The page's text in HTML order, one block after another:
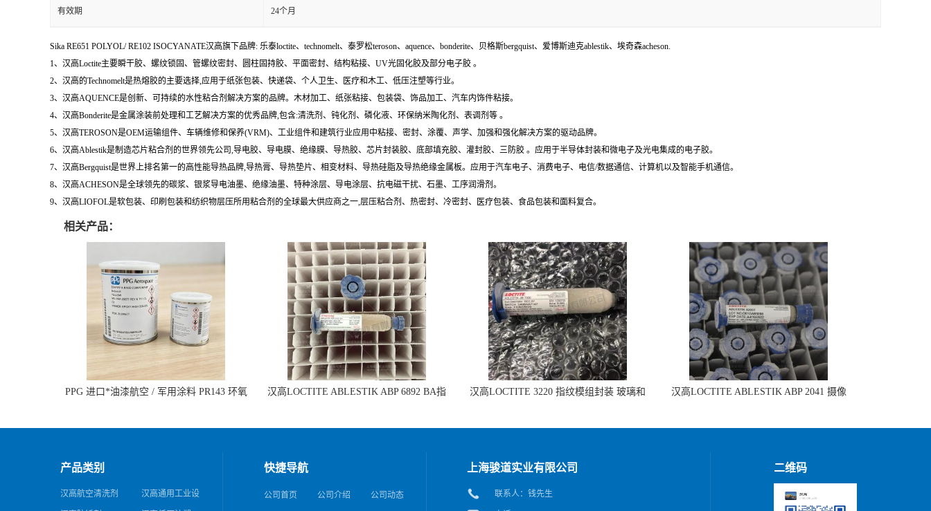
有效期 24个月
Sika RE651 POLYOL/ RE102 ISOCYANATE汉高旗下品牌: 乐泰loctite、technomelt、泰罗松teroson、aquence、bonderite、贝格斯bergquist、爱博斯迪克ablestik、埃奇森acheson.
1、汉高Loctite主要瞬干胶、螺纹锁固、管螺纹密封、圆柱固持胶、平面密封、结构粘接、UV光固化胶及部分电子胶 。
2、汉高的Technomelt是热熔胶的主要选择,应用于纸张包装、快递袋、个人卫生、医疗和木工、低压注塑等行业。
3、汉高AQUENCE是创新、可持续的水性粘合剂解决方案的品牌。木材加工、纸张粘接、包装袋、饰品加工、汽车内饰件粘接。
4、汉高Bonderite是金属涂装前处理和工艺解决方案的优秀品牌,包含:清洗剂、钝化剂、磷化液、环保纳米陶化剂、表调剂等 。
5、汉高TEROSON是OEM运输组件、车辆维修和保养(VRM)、工业组件和建筑行业应用中粘接、密封、涂覆、声学、加强和强化解决方案的驱动品牌。
6、汉高Ablestik是制造芯片粘合剂的世界领先公司,导电胶、导电膜、绝缘膜、导热胶、芯片封装胶、底部填充胶、灌封胶、三防胶 。应用于半导体封装和微电子及光电集成的电子胶。
7、汉高Bergquist是世界上排名第一的高性能导热品牌,导热膏、导热垫片、相变材料、导热硅脂及导热绝缘金属板。应用于汽车电子、消费电子、电信/数据通信、计算机以及智能手机通信。
8、汉高ACHESON是全球领先的碳浆、银浆导电油墨、绝缘油墨、特种涂层、导电涂层、抗电磁干扰、石墨、工序润滑剂。
9、汉高LIOFOL是软包装、印刷包装和纺织物层压所用粘合剂的全球最大供应商之一,层压粘合剂、热密封、冷密封、医疗包装、食品包装和面料复合。
相关产品：
PPG 进口*油漆航空 / 军用涂料 PR143 环氧
汉高LOCTITE ABLESTIK ABP 6892 BA指
汉高LOCTITE 3220 指纹模组封装 玻璃和
汉高LOCTITE ABLESTIK ABP 2041 摄像
产品类别
汉高航空清洗剂 汉高通用工业设
快捷导航
公司首页 公司介绍 公司动态
上海骏道实业有限公司
联系人：钱先生
二维码